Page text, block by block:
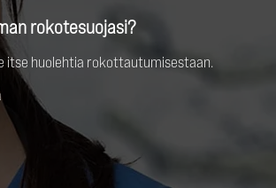
rokotesuojasi?
itse huolehtia rokottautumisestaan.